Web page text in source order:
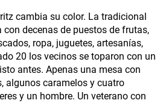
cambia su color. La tradicional
decenas de puestos de frutas,
ropa, juguetes, artesanías,
20 los vecinos se toparon con un
antes. Apenas una mesa con
algunos caramelos y cuatro
y un hombre. Un veterano con